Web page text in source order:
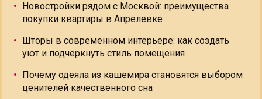
Новостройки рядом с Москвой: преимущества
покупки квартиры в Апрелевке
Шторы в современном интерьере: как создать
уют и подчеркнуть стиль помещения
Почему одеяла из кашемира становятся выбором
ценителей качественного сна